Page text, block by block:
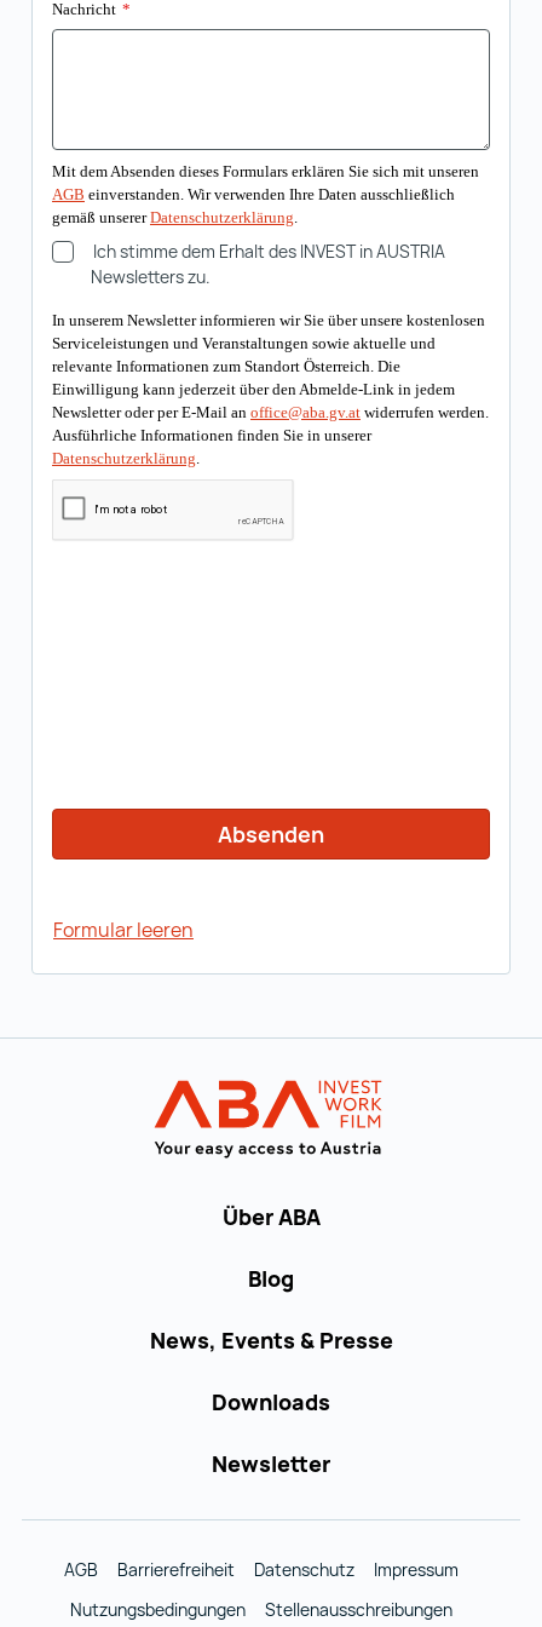
Nachricht *
Mit dem Absenden dieses Formulars erklären Sie sich mit unseren
AGB einverstanden. Wir verwenden Ihre Daten ausschließlich
gemäß unsererDatenschutzerklärung.
Ich stimme dem Erhalt des INVEST in AUSTRIA
Newsletters zu.
In unserem Newsletter informieren wir Sie über unsere kostenlosen
Serviceleistungen und Veranstaltungen sowie aktuelle und
relevante Informationen zum Standort Österreich. Die
Einwilligung kann jederzeit über den Abmelde-Link in jedem
Newsletter oder per E-Mail an office@aba.gv.at widerrufen werden.
Ausführliche Informationen finden Sie in unserer
Datenschutzerklärung.
Formular leeren
Über ABA
Blog
News, Events & Presse
Downloads
Newsletter
AGB Barrierefreiheit Datenschutz
Impressum
Nutzungsbedingungen
Stellenausschreibungen